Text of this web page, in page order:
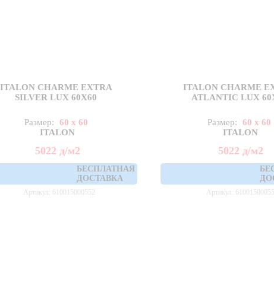
ITALON CHARME EXTRA
SILVER LUX 60X60
Размер:
60 x 60
ITALON
5022 д/м2
БЕСПЛАТНАЯ
ДОСТАВКА
Артикул: 610015000552
ITALON CHARME
ATLANTIC LUX
Размер:
60 x 60
ITALON
5022д/м2
Артикул: 610015000553